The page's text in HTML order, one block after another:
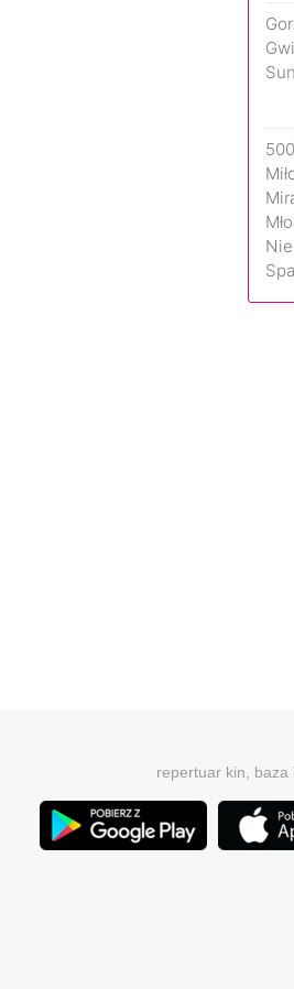
repertuar kin, baza